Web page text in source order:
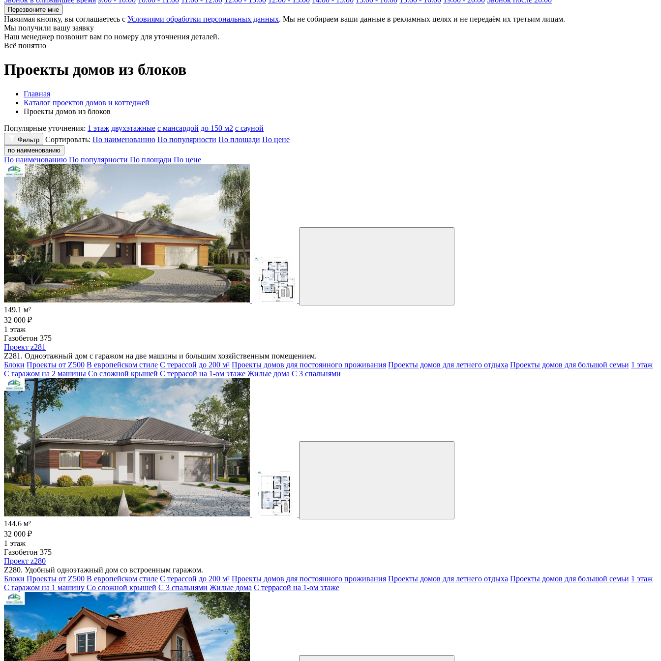
Перезвоните мне
Нажимая кнопку, вы соглашаетесь с Условиями обработки персональных данных. Мы не собираем ваши данные в рекламных целях и не передаём их третьим лицам.
Мы получили вашу заявку
Наш менеджер позвонит вам по номеру для уточнения деталей.
Всё понятно
Проекты домов из блоков
Главная
Каталог проектов домов и коттеджей
Проекты домов из блоков
Популярные уточнения: 1 этаж двухэтажные с мансардой до 150 м2 с сауной
Фильтр Сортировать: По наименованию По популярности По площади По цене
по наименованию
По наименованию По популярности По площади По цене
149.1 м²
32 000 ₽
1 этаж
Газобетон 375
Проект z281
Z281. Одноэтажный дом с гаражом на две машины и большим хозяйственным помещением.
Блоки Проекты от Z500 В европейском стиле С терассой до 200 м² Проекты домов для постоянного проживания Проекты домов для летнего отдыха Проекты домов для большой семьи 1 этаж
С гаражом на 2 машины Со сложной крышей С террасой на 1-ом этаже Жилые дома С 3 спальнями
144.6 м²
32 000 ₽
1 этаж
Газобетон 375
Проект z280
Z280. Удобный одноэтажный дом со встроенным гаражом.
Блоки Проекты от Z500 В европейском стиле С терассой до 200 м² Проекты домов для постоянного проживания Проекты домов для летнего отдыха Проекты домов для большой семьи 1 этаж
С гаражом на 1 машину Со сложной крышей С 3 спальнями Жилые дома С террасой на 1-ом этаже